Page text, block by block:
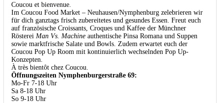
Coucou et bienvenue.
Im Coucou Food Market – Neuhausen/Nymphenburg zelebrieren wir
für dich ganztags frisch zubereitetes und gesundes Essen. Freut euch
auf französische Croissants, Croques und Kaffee der Münchner
Rösterei Man Vs. Machine authentische Pinsa Romana und Suppen
sowie marktfrische Salate und Bowls. Zudem erwartet euch der
Coucou Pop Up Room mit kontinuierlich wechselnden Pop Up-
Konzepten.
À très bientôt chez Coucou.
Öffnungszeiten Nymphenburgerstraße 69:
Mo-Fr 7-18 Uhr
Sa 8-18 Uhr
So 9-18 Uhr